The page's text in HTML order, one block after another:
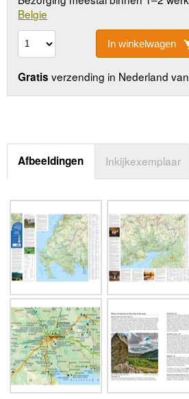
Belgie
In winkelwagen
Gratis verzending in Nederland
Afbeeldingen Inkijkexemplaar